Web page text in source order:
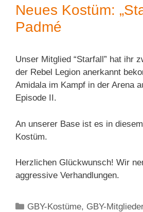
Neues Kostüm:
Padmé
Unser Mitglied “Starfall” hat ihr
der Rebel Legion anerkannt
Amidala im Kampf in der Arena
Episode II.
An unserer Base ist es in
Kostüm.
Herzlichen Glückwunsch! Wir
aggressive Verhandlungen.
Kategorien
GBY-Kostüme, GBY-